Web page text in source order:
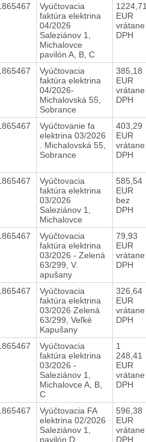
Vyúčtovacia
faktúra elektrina
04/2026
Saleziánov 1,
Michalovce
pavilón A, B, C
1224,71
EUR
vrátane
DPH
Vyúčtovacia
faktúra elektrina
04/2026-
Michalovská 55,
Sobrance
385,18
EUR
vrátane
DPH
Vyúčtovanie fa
elektrina 03/2026
. Michalovská 55,
Sobrance
403,29
EUR
vrátane
DPH
Vyúčtovacia
faktúra elektrina
03/2026
Saleziánov 1,
Michalovce
585,54
EUR
bez
DPH
Vyúčtovacia
faktúra elektrina
03/2026 - Zelená
63/299, V.
apušany
79,93
EUR
vrátane
DPH
Vyúčtovacia
faktúra elektrina
03/2026 Zelená
63/299, Veľké
Kapušany
326,64
EUR
vrátane
DPH
Vyúčtovacia
faktúra elektrina
03/2026 -
Saleziánov 1,
Michalovce A, B,
C
1
248,41
EUR
vrátane
DPH
Vyúčtovacia FA
elektrina 02/2026
Saleziánov 1,
pavilón D
596,38
EUR
vrátane
DPH